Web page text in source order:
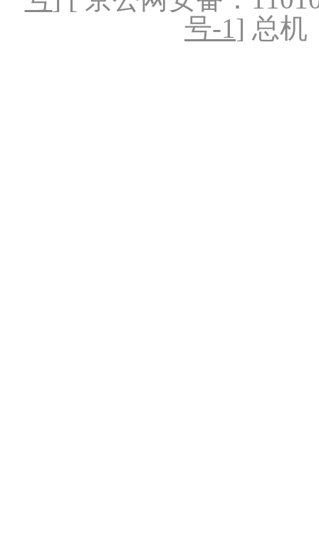
号-1] 总机